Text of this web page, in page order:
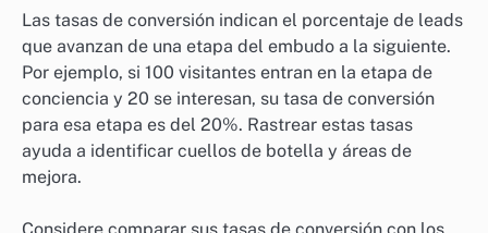
Las tasas de conversión indican el porcentaje de leads
que avanzan de una etapa del embudo a la siguiente.
Por ejemplo, si 100 visitantes entran en la etapa de
conciencia y 20 se interesan, su tasa de conversión
para esa etapa es del 20%. Rastrear estas tasas
ayuda a identificar cuellos de botella y áreas de
mejora.